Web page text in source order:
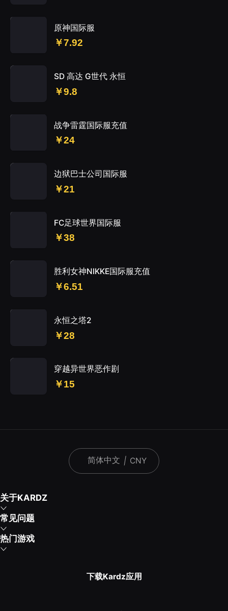
原神国际服
￥7.92
SD 高达 G世代 永恒
￥9.8
战争雷霆国际服充值
￥24
边狱巴士公司国际服
￥21
FC足球世界国际服
￥38
胜利女神NIKKE国际服充值
￥6.51
永恒之塔2
￥28
穿越异世界恶作剧
￥15
简体中文 | CNY
关于KARDZ
常见问题
热门游戏
下载Kardz应用